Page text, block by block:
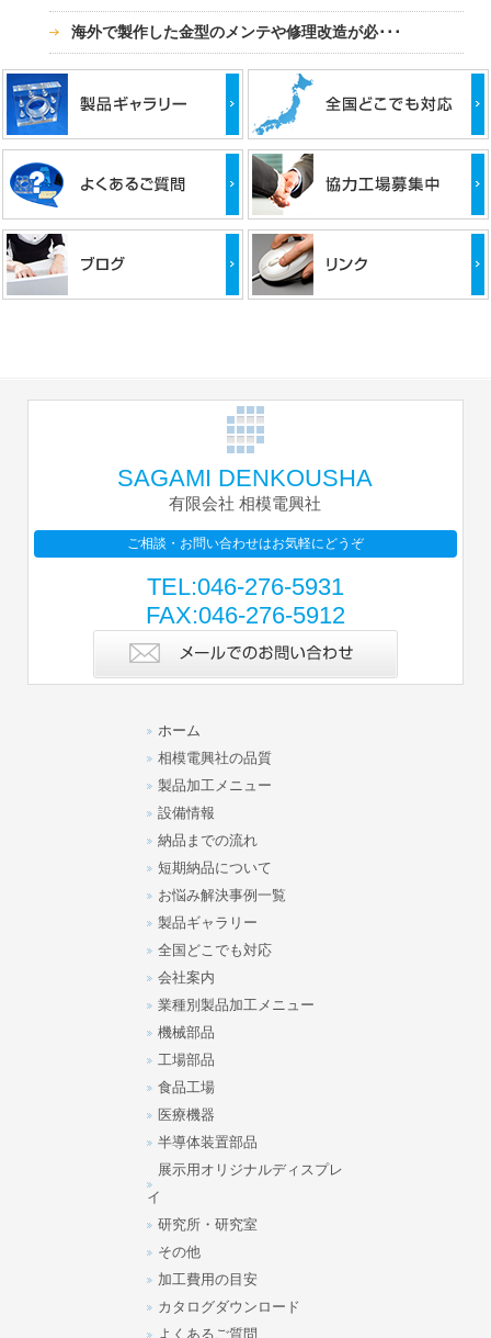
海外で製作した金型のメンテや修理改造が必･･･
SAGAMI DENKOUSHA
有限会社 相模電興社
ご相談・お問い合わせはお気軽にどうぞ
TEL:046-276-5931
FAX:046-276-5912
ホーム
相模電興社の品質
製品加工メニュー
設備情報
納品までの流れ
短期納品について
お悩み解決事例一覧
製品ギャラリー
全国どこでも対応
会社案内
業種別製品加工メニュー
機械部品
工場部品
食品工場
医療機器
半導体装置部品
展示用オリジナルディスプレ
イ
研究所・研究室
その他
加工費用の目安
カタログダウンロード
よくあるご質問